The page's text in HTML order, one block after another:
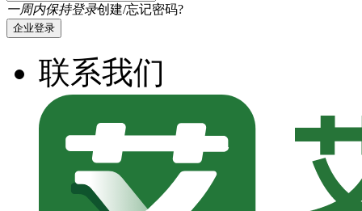
一周内保持登录创建/忘记密码?
企业登录
联系我们